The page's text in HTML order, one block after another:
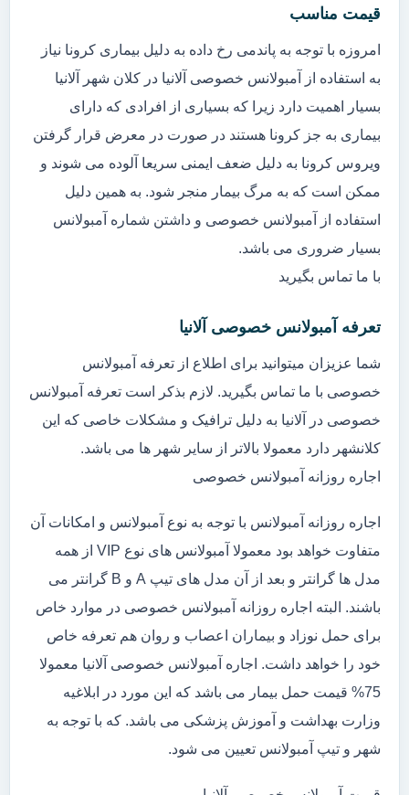
قیمت مناسب
امروزه با توجه به پاندمی رخ داده به دلیل بیماری کرونا نیاز
به استفاده از آمبولانس خصوصی آلانیا در کلان شهر آلانیا
بسیار اهمیت دارد زیرا که بسیاری از افرادی که دارای
بیماری به جز کرونا هستند در صورت در معرض قرار گرفتن
ویروس کرونا به دلیل ضعف ایمنی سریعا آلوده می شوند و
ممکن است که به مرگ بیمار منجر شود. به همین دلیل
استفاده از آمبولانس خصوصی و داشتن شماره آمبولانس
بسیار ضروری می باشد.
با ما تماس بگیرید
تعرفه آمبولانس خصوصی آلانیا
شما عزیزان میتوانید برای اطلاع از تعرفه آمبولانس
خصوصی با ما تماس بگیرید. لازم بذکر است تعرفه آمبولانس
خصوصی در آلانیا به دلیل ترافیک و مشکلات خاصی که این
کلانشهر دارد معمولا بالاتر از سایر شهر ها می باشد.
اجاره روزانه آمبولانس خصوصی
اجاره روزانه آمبولانس با توجه به نوع آمبولانس و امکانات آن
متفاوت خواهد بود معمولا آمبولانس های نوع VIP از همه
مدل ها گرانتر و بعد از آن مدل های تیپ A و B گرانتر می
باشند. البته اجاره روزانه آمبولانس خصوصی در موارد خاص
برای حمل نوزاد و بیماران اعصاب و روان هم تعرفه خاص
خود را خواهد داشت. اجاره آمبولانس خصوصی آلانیا معمولا
75% قیمت حمل بیمار می باشد که این مورد در ابلاغیه
وزارت بهداشت و آموزش پزشکی می باشد. که با توجه به
شهر و تیپ آمبولانس تعیین می شود.